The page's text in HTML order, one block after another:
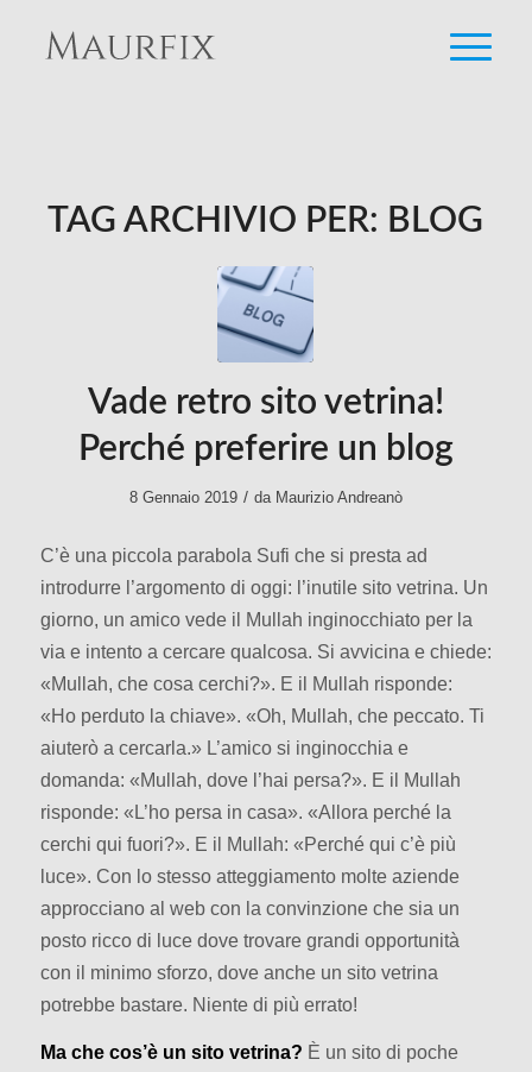
TAG ARCHIVIO PER: BLOG
Vade retro sito vetrina!
Perché preferire un blog
8 Gennaio 2019 / da Maurizio Andreanò
C’è una piccola parabola Sufi che si presta ad
introdurre l’argomento di oggi: l’inutile sito vetrina. Un
giorno, un amico vede il Mullah inginocchiato per la
via e intento a cercare qualcosa. Si avvicina e chiede:
«Mullah, che cosa cerchi?». E il Mullah risponde:
«Ho perduto la chiave». «Oh, Mullah, che peccato. Ti
aiuterò a cercarla.» L’amico si inginocchia e
domanda: «Mullah, dove l’hai persa?». E il Mullah
risponde: «L’ho persa in casa». «Allora perché la
cerchi qui fuori?». E il Mullah: «Perché qui c’è più
luce». Con lo stesso atteggiamento molte aziende
approcciano al web con la convinzione che sia un
posto ricco di luce dove trovare grandi opportunità
con il minimo sforzo, dove anche un sito vetrina
potrebbe bastare. Niente di più errato!
Ma che cos’è un sito vetrina? È un sito di poche